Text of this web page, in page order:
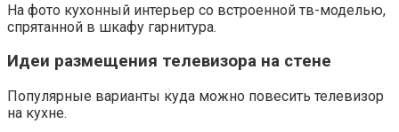
На фото кухонный интерьер со встроенной тв-моделью,
спрятанной в шкафу гарнитура.
Идеи размещения телевизора на стене
Популярные варианты куда можно повесить телевизор
на кухне.